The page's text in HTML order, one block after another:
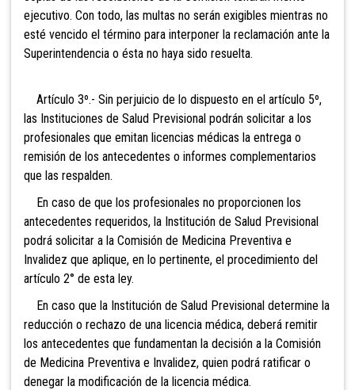
ejecutivo. Con todo, las multas no serán exigibles mientras no
esté vencido el término para interponer la reclamación ante la
Superintendencia o ésta no haya sido resuelta.
Artículo 3º.- Sin perjuicio de lo dispuesto en el artículo 5º,
las Instituciones de Salud Previsional podrán solicitar a los
profesionales que emitan licencias médicas la entrega o
remisión de los antecedentes o informes complementarios
que las respalden.
En caso de que los profesionales no proporcionen los
antecedentes requeridos, la Institución de Salud Previsional
podrá solicitar a la Comisión de Medicina Preventiva e
Invalidez que aplique, en lo pertinente, el procedimiento del
artículo 2° de esta ley.
En caso que la Institución de Salud Previsional determine la
reducción o rechazo de una licencia médica, deberá remitir
los antecedentes que fundamentan la decisión a la Comisión
de Medicina Preventiva e Invalidez, quien podrá ratificar o
denegar la modificación de la licencia médica.